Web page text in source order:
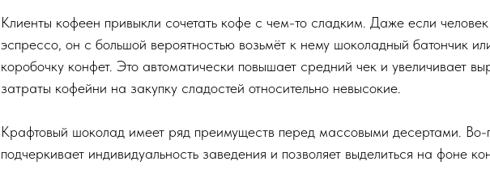
Клиенты кофеен привыкли сочетать кофе с чем-то сладким. Даже если
эспрессо, он с большой вероятностью возьмёт к нему шоколадный батончик
коробочку конфет. Это автоматически повышает средний чек и увеличивает
затраты кофейни на закупку сладостей относительно невысокие.
Крафтовый шоколад имеет ряд преимуществ перед массовыми десертами. Во-
подчеркивает индивидуальность заведения и позволяет выделиться на фоне